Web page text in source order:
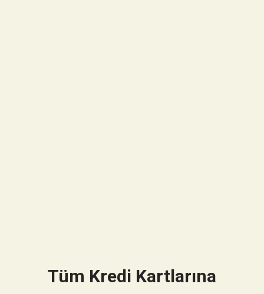
Tüm Kredi Kartlarına